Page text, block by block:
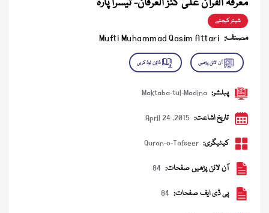
شیئر کیجئے
مصنف: Mufti Muhammad Qasim Attari
پبلشر: Maktaba-tul-Madina
تاریخ اشاعت: April 24 ,2015
کیٹیگری: Quran-o-Tafseer
آن لائن پڑھیں صفحات: 84
پی ڈی ایف صفحات: 84